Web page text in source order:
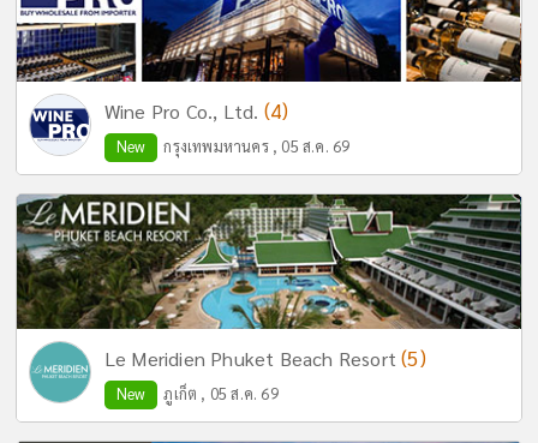
Wine Pro Co., Ltd. (4)
New กรุงเทพมหานคร , 05 ส.ค. 69
Le Meridien Phuket Beach Resort(5)
New ภูเก็ต , 05 ส.ค. 69